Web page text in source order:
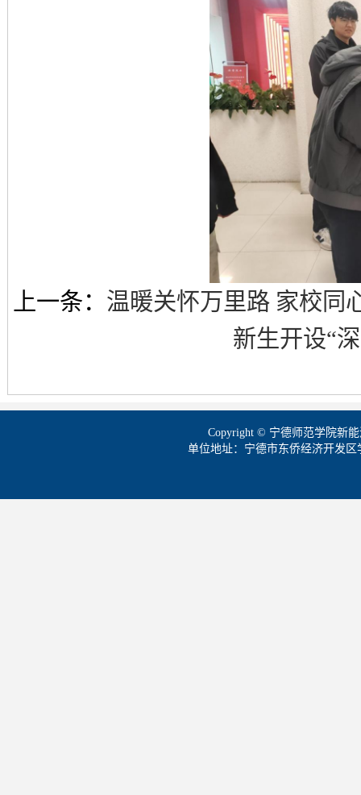
上一条： 温暖关怀万里路 家校同
新生开设“
Copyright © 宁德师范学院新
单位地址：宁德市东侨经济开发